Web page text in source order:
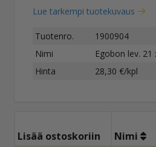
Lue tarkempi tuotekuvaus
Tuotenro.
1900904
Nimi
Egobon lev. 21
Hinta
28,30 €/kpl
Lisää ostoskoriin Nimi